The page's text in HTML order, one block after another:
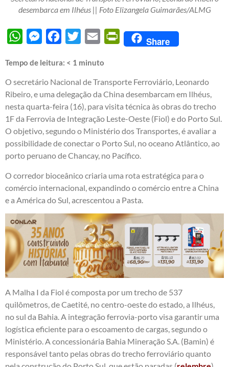
desembarca em Ilhéus || Foto Elizangela Guimarães/ALMG
WhatsAppMessengerFacebook
Twitter Email PrintFriendly
Share
Tempo de leitura: < 1 minuto
O secretário Nacional de Transporte Ferroviário, Leonardo
Ribeiro, e uma delegação da China desembarcam em Ilhéus,
nesta quarta-feira (16), para visita técnica às obras do trecho
1F da Ferrovia de Integração Leste-Oeste (Fiol) e do Porto Sul.
O objetivo, segundo o Ministério dos Transportes, é avaliar a
possibilidade de conectar o Porto Sul, no oceano Atlântico, ao
porto peruano de Chancay, no Pacífico.
O corredor bioceânico criaria uma rota estratégica para o
comércio internacional, expandindo o comércio entre a China
e a América do Sul, acrescentou a Pasta.
A Malha I da Fiol é composta por um trecho de 537
quilômetros, de Caetité, no centro-oeste do estado, a Ilhéus,
no sul da Bahia. A integração ferrovia-porto visa garantir uma
logística eficiente para o escoamento de cargas, segundo o
Ministério. A concessionária Bahia Mineração S.A. (Bamin) é
responsável tanto pelas obras do trecho ferroviário quanto